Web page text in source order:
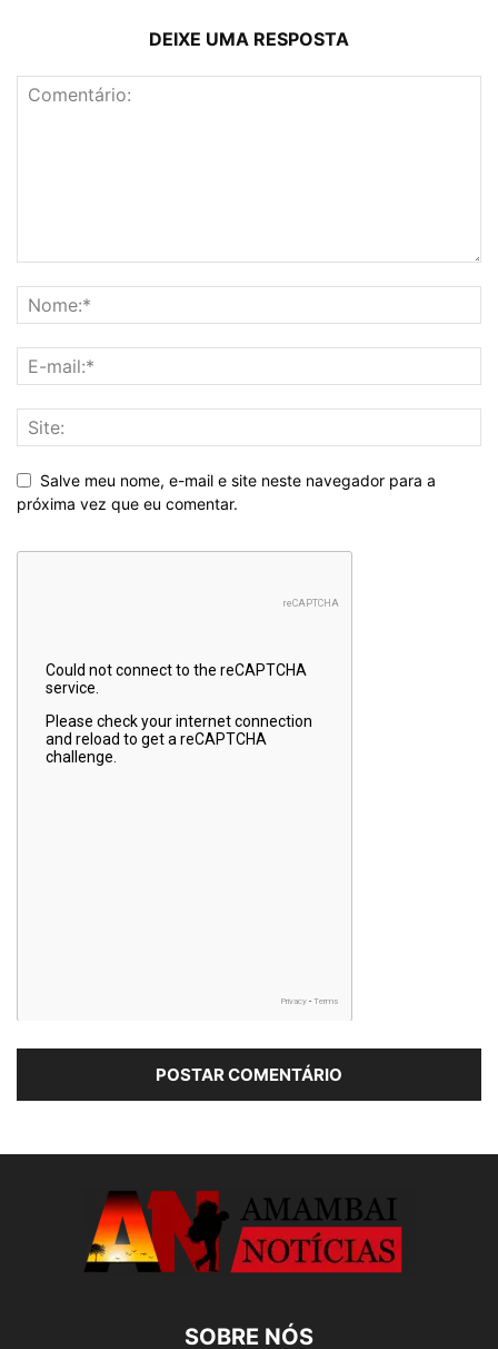
DEIXE UMA RESPOSTA
Salve meu nome, e-mail e site neste navegador para a
próxima vez que eu comentar.
SOBRE NÓS